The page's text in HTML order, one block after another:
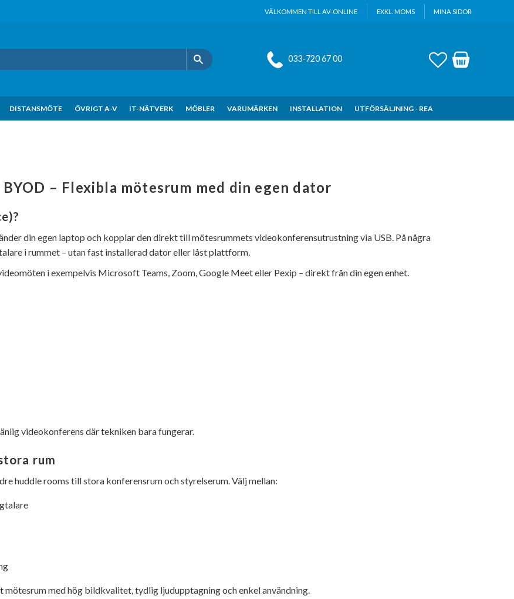
VÄLKOMMEN TILL AV-ONLINE EXKL. MOMS MINA SIDOR
033-720 67 00 FAVORITER
KUNDVAGN
DISTANSMÖTE ÖVRIGT A-V IT-NÄTVERK MÖBLER VARUMÄRKEN INSTALLATION UTFÖRSÄLJNING - REA
– Flexibla mötesrum med din egen dator
din egen laptop och kopplar den direkt till mötesrummets videokonferensutrustning via USB. På några
i rummet – utan fast installerad dator eller låst plattform.
i exempelvis Microsoft Teams Zoom Google Meeteller Pexip – direkt från din egen enhet.
videokonferens där tekniken bara fungerar.
rum
huddle rooms till stora konferensrum och styrelserum. Välj mellan:
med hög bildkvalitet, tydlig ljudupptagning och enkel användning.